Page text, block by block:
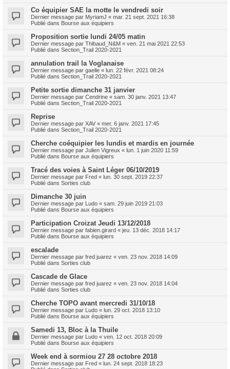
Co équipier SAE la motte le vendredi soir
Dernier message par MyriamJ « mar. 21 sept. 2021 16:38
Publié dans Bourse aux équipiers
Proposition sortie lundi 24/05 matin
Dernier message par Thibaud_N&M « ven. 21 mai 2021 22:53
Publié dans Section_Trail 2020-2021
annulation trail la Voglanaise
Dernier message par gaelle « lun. 22 févr. 2021 08:24
Publié dans Section_Trail 2020-2021
Petite sortie dimanche 31 janvier
Dernier message par Cendrine « sam. 30 janv. 2021 13:47
Publié dans Section_Trail 2020-2021
Reprise
Dernier message par XAV « mer. 6 janv. 2021 17:45
Publié dans Section_Trail 2020-2021
Cherche coéquipier les lundis et mardis en journée
Dernier message par Julien Vigreux « lun. 1 juin 2020 11:59
Publié dans Bourse aux équipiers
Tracé des voies à Saint Léger 06/10/2019
Dernier message par Fred « lun. 30 sept. 2019 22:37
Publié dans Sorties club
Dimanche 30 juin
Dernier message par Ludo « sam. 29 juin 2019 21:03
Publié dans Bourse aux équipiers
Participation Croizat Jeudi 13/12/2018
Dernier message par fabien.girard « jeu. 13 déc. 2018 14:17
Publié dans Bourse aux équipiers
escalade
Dernier message par fred juarez « ven. 23 nov. 2018 14:09
Publié dans Sorties club
Cascade de Glace
Dernier message par fred juarez « ven. 23 nov. 2018 14:04
Publié dans Sorties club
Cherche TOPO avant mercredi 31/10/18
Dernier message par Ludo « lun. 29 oct. 2018 13:10
Publié dans Bourse aux équipiers
Samedi 13, Bloc à la Thuile
Dernier message par Ludo « ven. 12 oct. 2018 20:09
Publié dans Bourse aux équipiers
Week end à sormiou 27 28 octobre 2018
Dernier message par Fred « lun. 24 sept. 2018 18:23